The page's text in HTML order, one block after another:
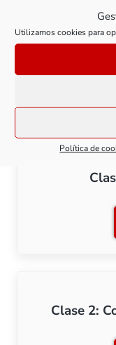
Utilizamos cookies para
Política de
hazte con uno, es
estar siempre a
Todas las
Clase 2: